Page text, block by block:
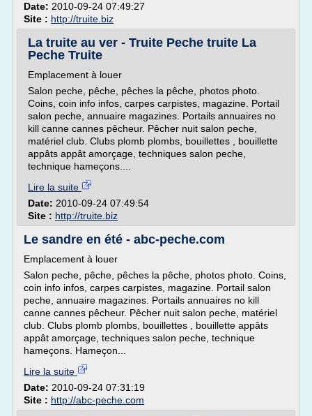
Date: 2010-09-24 07:49:27
Site : http://truite.biz
La truite au ver - Truite Peche truite La
Peche Truite
Emplacement à louer
Salon peche, pêche, pêches la pêche, photos photo.
Coins, coin info infos, carpes carpistes, magazine. Portail
salon peche, annuaire magazines. Portails annuaires no
kill canne cannes pêcheur. Pêcher nuit salon peche,
matériel club. Clubs plomb plombs, bouillettes , bouillette
appâts appât amorçage, techniques salon peche,
technique hameçons....
Lire la suite
Date: 2010-09-24 07:49:54
Site : http://truite.biz
Le sandre en été - abc-peche.com
Emplacement à louer
Salon peche, pêche, pêches la pêche, photos photo. Coins,
coin info infos, carpes carpistes, magazine. Portail salon
peche, annuaire magazines. Portails annuaires no kill
canne cannes pêcheur. Pêcher nuit salon peche, matériel
club. Clubs plomb plombs, bouillettes , bouillette appâts
appât amorçage, techniques salon peche, technique
hameçons. Hameçon...
Lire la suite
Date: 2010-09-24 07:31:19
Site : http://abc-peche.com